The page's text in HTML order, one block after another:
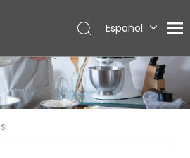
Español
العربية
Français
Pусский